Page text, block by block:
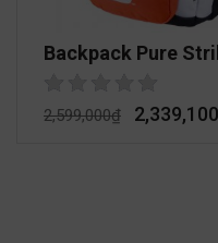
Backpack Pure
2,599,000₫ 2,339,100